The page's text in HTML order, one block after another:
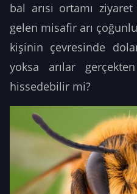
bal arısı ortamı
gelen misafir arı
kişinin çevresinde
yoksa arılar
hissedebilir mi?